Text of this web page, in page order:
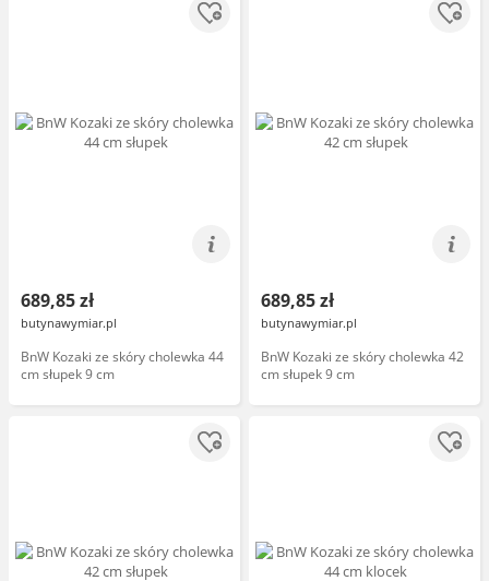
689,85 zł
butynawymiar.pl
BnW Kozaki ze skóry cholewka 44
cm słupek 9 cm
689,85 zł
butynawymiar.pl
BnW Kozaki ze skóry cholewka 42
cm słupek 9 cm